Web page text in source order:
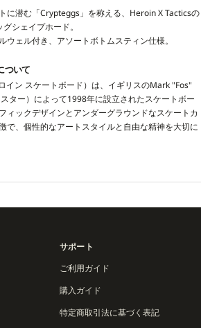
に潜む「Crypteggs」を称える、Heroin X Tacticsの
シェイプホード。
ウェル付き、アソートボトムスティン仕様。
ついて
イン スケートボード）は、イギリスのMark "Fos"
ター）によって1998年に設立されたスケートボー
ィックデザインとアンダーグラウンドなスケートカ
で、個性的なアートスタイルと自由な精神を大切に
サポート
ご利用ガイド
購入ガイド
特定商取引法に基づく表記